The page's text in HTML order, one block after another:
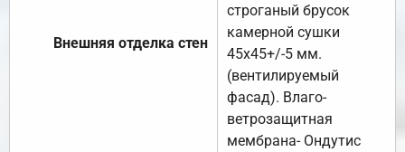
Внешняя отделка стен
строганый брусок
камерной сушки
45х45+/-5 мм.
(вентилируемый
фасад). Влаго-
ветрозащитная
мембрана- Ондутис